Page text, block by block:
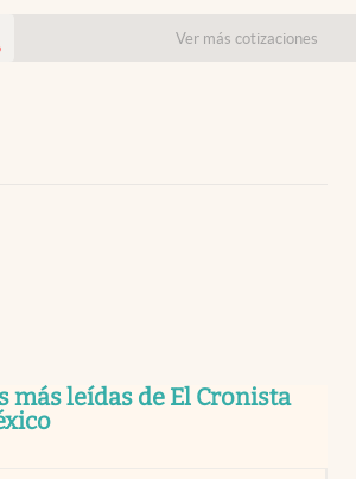
USA
Ver más cotizaciones
más leídas de El Cronista